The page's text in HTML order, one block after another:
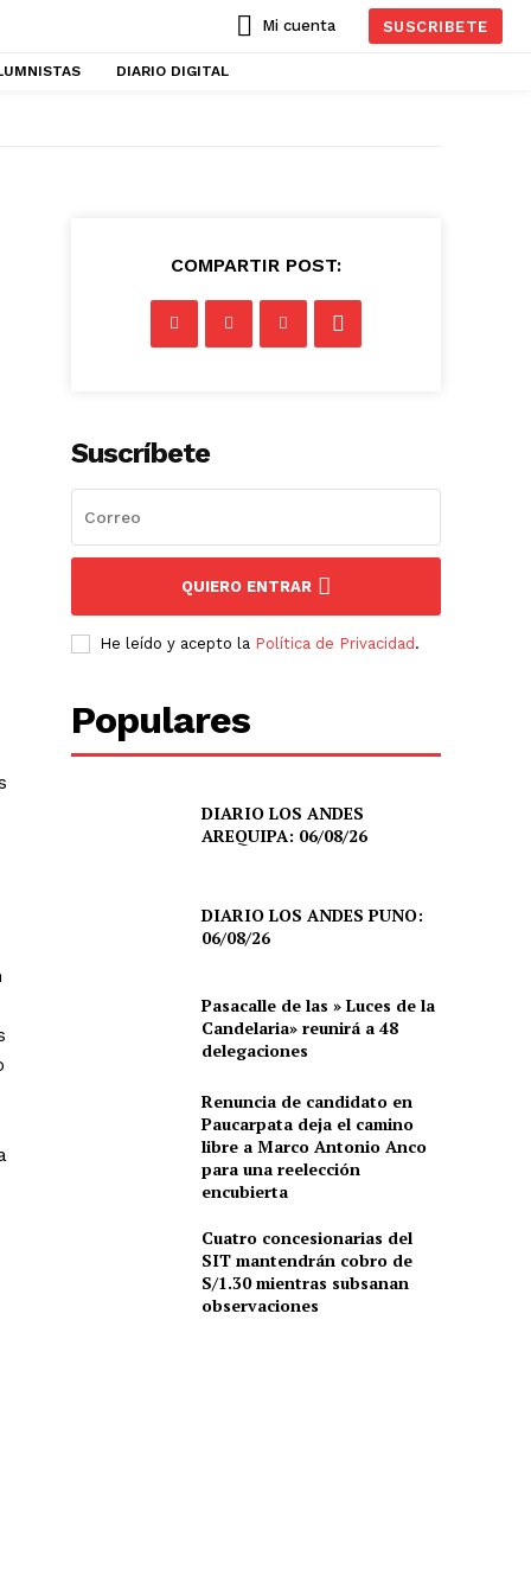
Mi cuenta SUSCRIBETE
DIARIO DIGITAL
COMPARTIR POST:
Suscríbete
QUIERO ENTRAR
He leído y acepto la Política de Privacidad .
Populares
DIARIO LOS ANDES
AREQUIPA: 06/08/26
DIARIO LOS ANDES PUNO:
06/08/26
Pasacalle de las » Luces de la
Candelaria» reunirá a 48
delegaciones
Renuncia de candidato en
Paucarpata deja el camino
libre a Marco Antonio Anco
para una reelección
encubierta
Cuatro concesionarias del
SIT mantendrán cobro de
S/1.30 mientras subsanan
observaciones